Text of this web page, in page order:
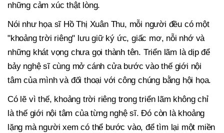
những cảm xúc thật lòng.
Nói như họa sĩ Hồ Thị Xuân Thu, mỗi người đều có một
"khoảng trời riêng" lưu giữ ký ức, giấc mơ, nỗi nhớ và
những khát vọng chưa gọi thành tên. Triển lãm là dịp để
bảy nghệ sĩ cùng mở cánh cửa bước vào thế giới nội
tâm của mình và đối thoại với công chúng bằng hội họa.
Có lẽ vì thế, khoảng trời riêng trong triển lãm không chỉ
là thế giới nội tâm của từng nghệ sĩ. Đó còn là khoảng
lặng mà người xem có thể bước vào, để tìm lại một miền